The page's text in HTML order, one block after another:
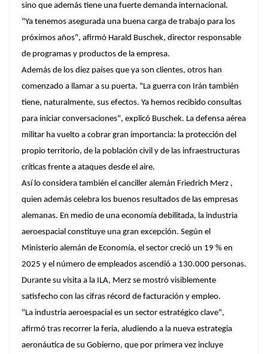
sino que además tiene una fuerte demanda internacional.
"Ya tenemos asegurada una buena carga de trabajo para los
próximos años", afirmó Harald Buschek, director responsable
de programas y productos de la empresa.
Además de los diez países que ya son clientes, otros han
comenzado a llamar a su puerta. "La guerra con Irán también
tiene, naturalmente, sus efectos. Ya hemos recibido consultas
para iniciar conversaciones", explicó Buschek. La defensa aérea
militar ha vuelto a cobrar gran importancia: la protección del
propio territorio, de la población civil y de las infraestructuras
críticas frente a ataques desde el aire.
Así lo considera también el canciller alemán Friedrich Merz ,
quien además celebra los buenos resultados de las empresas
alemanas. En medio de una economía debilitada, la industria
aeroespacial constituye una gran excepción. Según el
Ministerio alemán de Economía, el sector creció un 19 % en
2025 y el número de empleados ascendió a 130.000 personas.
Durante su visita a la ILA, Merz se mostró visiblemente
satisfecho con las cifras récord de facturación y empleo.
"La industria aeroespacial es un sector estratégico clave",
afirmó tras recorrer la feria, aludiendo a la nueva estrategia
aeronáutica de su Gobierno, que por primera vez incluye